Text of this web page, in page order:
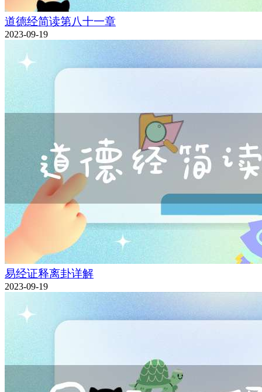
道德经简读第八十一章
2023-09-19
易经证释离卦详解
2023-09-19